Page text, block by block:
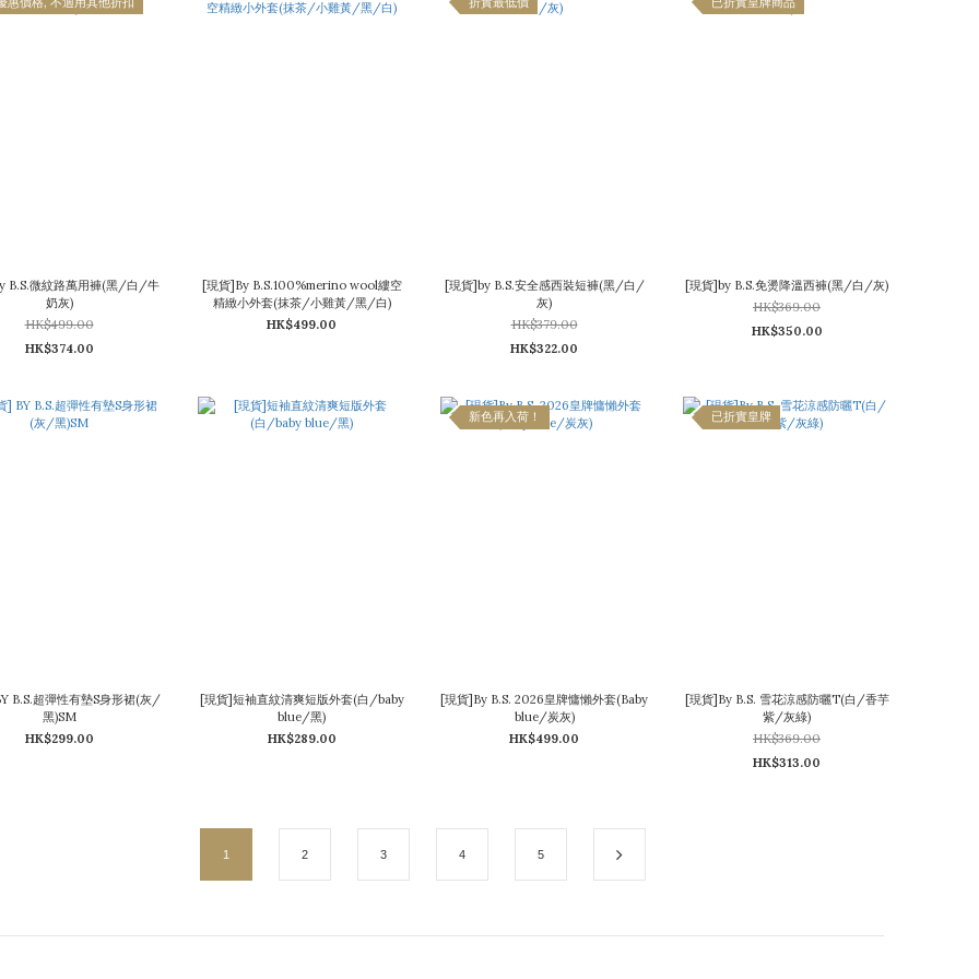
B.S.微紋路萬用褲(黑/白/牛
奶灰)
HK$499.00
HK$374.00
[現貨]By B.S.100%merino wool縷空
精緻小外套(抹茶/小雞黃/黑/白)
HK$499.00
[現貨]by B.S.安全感西裝短褲(黑/白/
灰)
HK$379.00
HK$322.00
[現貨]by B.S.免燙降溫西褲(黑/白/灰)
HK$369.00
HK$350.00
B.S.超彈性有墊S身形裙(灰/
黑)SM
HK$299.00
[現貨]短袖直紋清爽短版外套(白/baby
blue/黑)
HK$289.00
新色再入荷！
[現貨]By B.S. 2026皇牌慵懶外套(Baby
blue/炭灰)
HK$499.00
已折實皇牌
[現貨]By B.S. 雪花涼感防曬T(白/香芋
紫/灰綠)
HK$369.00
HK$313.00
1 2 3 4 5